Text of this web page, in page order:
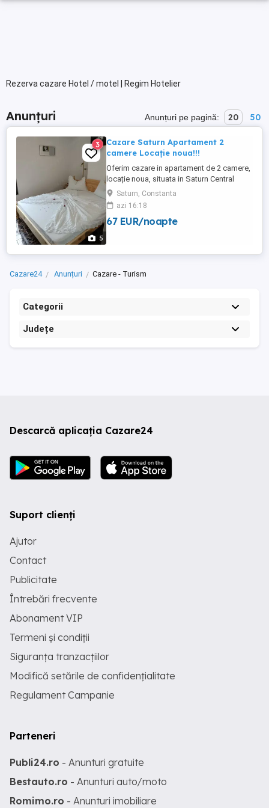
Rezerva cazare Hotel / motel | Regim Hotelier
Anunțuri Anunțuri pe pagină: 20 50
5
3
Cazare Saturn Apartament 2
camere Locație noua!!!
Oferim cazare in apartament de 2 camere,
locație noua, situata in Saturn Central
Residence, langa malul marii, toate
utilitățile. Prețul variază în funcție de
numărul de persoane și perioada
Saturn, Constanta
azi 16:18
67 EUR/noapte
Cazare24 Anunțuri Cazare - Turism
Categorii
Județe
Descarcă aplicația Cazare24
Suport clienți
Ajutor
Contact
Publicitate
Întrebări frecvente
Abonament VIP
Termeni și condiții
Siguranța tranzacțiilor
Modifică setările de confidențialitate
Regulament Campanie
Parteneri
Publi24.ro - Anunturi gratuite
Bestauto.ro - Anunturi auto/moto
Romimo.ro - Anunturi imobiliare